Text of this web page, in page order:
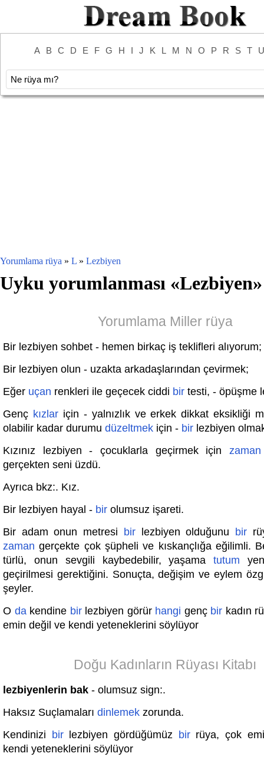
A B C D E F G H I J K L M N O P R S T U
Yorumlama rüya » L » Lezbiyen
Uyku yorumlanması «Lezbiyen»
Yorumlama Miller rüya
Bir lezbiyen sohbet - hemen birkaç iş teklifleri alıyorum;
Bir lezbiyen olun - uzakta arkadaşlarından çevirmek;
Eğer uçan renkleri ile geçecek ciddi bir testi, - öpüşme
Genç kızlariçin - yalnızlık ve erkek dikkat eksikliği
olabilir kadar durumu düzeltmek için - bir lezbiyen
Kızınız lezbiyen - çocuklarla geçirmek için zaman
gerçekten seni üzdü.
Ayrıca bkz:. Kız.
Bir lezbiyen hayal - bir olumsuz işareti.
Bir adam onun metresi
birlezbiyen olduğunu bir
zaman gerçekte çok şüpheli ve kıskançlığa eğilimli.
türlü, onun sevgili kaybedebilir, yaşamatutum
geçirilmesi gerektiğini. Sonuçta, değişim ve eylem
şeyler.
O dakendine birlezbiyen görür hangi genç bir kadın
emin değil ve kendi yeteneklerini söylüyor
Doğu Kadınların Rüyası Kitabı
lezbiyenlerin bak - olumsuz sign:.
Haksız Suçlamaları dinlemek zorunda.
Kendinizi
birlezbiyen gördüğümüz birrüya, çok
kendi yeteneklerini söylüyor